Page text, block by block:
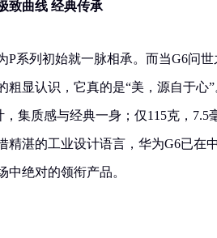
致曲线 经典传承
P系列初始就一脉相承。而当G6问
粗显认识，它真的是“美，源自于心
集质感与经典一身；仅115克，7.5
精湛的工业设计语言，华为G6已在
中绝对的领衔产品。